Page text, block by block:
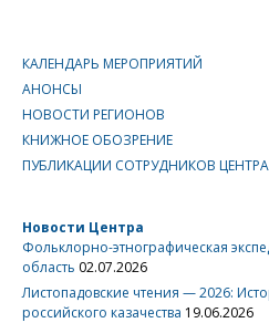
КАЛЕНДАРЬ МЕРОПРИЯТИЙ
АНОНСЫ
НОВОСТИ РЕГИОНОВ
КНИЖНОЕ ОБОЗРЕНИЕ
ПУБЛИКАЦИИ СОТРУДНИКОВ ЦЕНТРА
Новости Центра
Фольклорно-этнографическая
область 02.07.2026
Листопадовские чтения — 2026:
российского казачества 19.06.2026